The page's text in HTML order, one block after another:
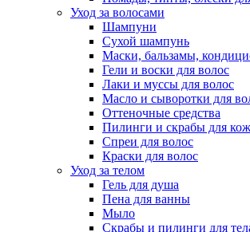
Уход за волосами
Шампуни
Сухой шампунь
Маски, бальзамы,
Гели и воски для волос
Лаки и муссы для волос
Масло и сыворотки для
Оттеночные средства
Пилинги и скрабы для
Спреи для волос
Краски для волос
Уход за телом
Гель для душа
Пена для ванны
Мыло
Скрабы и пилинги для